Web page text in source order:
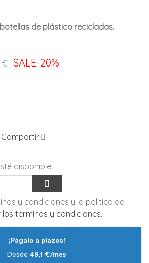
de plástico recicladas.
€ SALE-20%
Compartir
disponible
y condiciones y la política de
los términos y condiciones.